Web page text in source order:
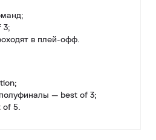
3;
в плей-офф.
— best of 3;
of 5.